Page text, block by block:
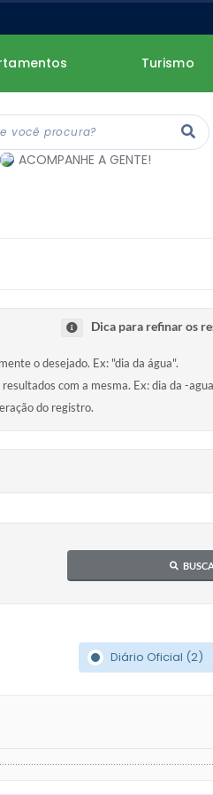
Turismo
ACOMPANHE A GENTE!
Dica para refinar os
o desejado. Ex: "dia da água".
com a mesma. Ex: dia da -
do registro.
Diário Oficial (2)